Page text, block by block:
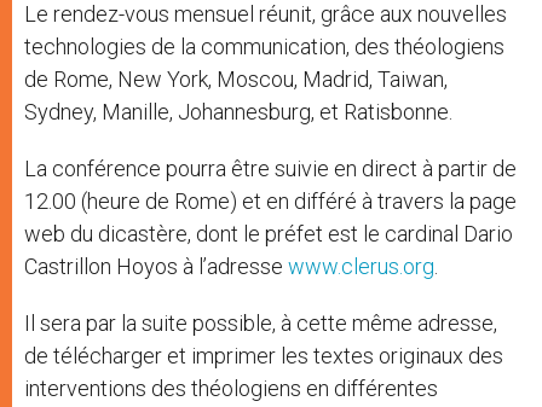
Le rendez-vous mensuel réunit, grâce aux nouvelles
technologies de la communication, des théologiens
de Rome, New York, Moscou, Madrid, Taiwan,
Sydney, Manille, Johannesburg, et Ratisbonne.
La conférence pourra être suivie en direct à partir de
12.00 (heure de Rome) et en différé à travers la page
web du dicastère, dont le préfet est le cardinal Dario
Castrillon Hoyos à l’adresse www.clerus.org
Il sera par la suite possible, à cette même adresse,
de télécharger et imprimer les textes originaux des
interventions des théologiens en différentes